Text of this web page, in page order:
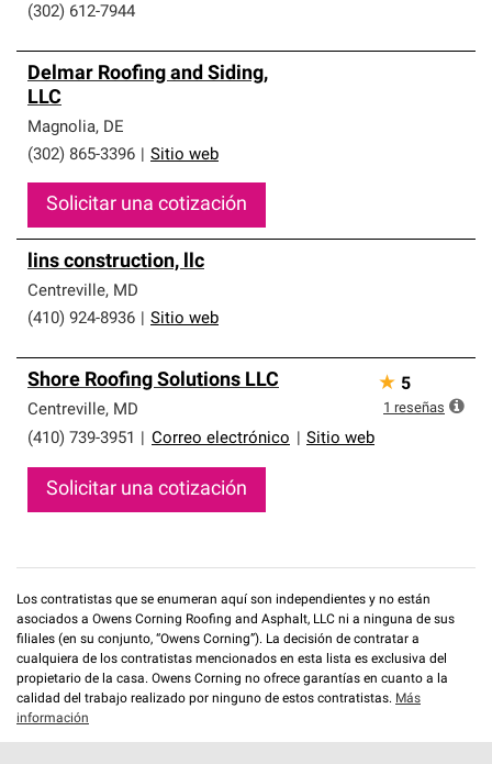
(302) 612-7944
Delmar Roofing and Siding,
LLC
Magnolia, DE
(302) 865-3396
Sitio web
Solicitar una cotización
lins construction, llc
Centreville, MD
(410) 924-8936
Sitio web
Shore Roofing Solutions LLC
Centreville, MD
(410) 739-3951
Correo electrónico Sitio web
Solicitar una cotización
★ 5
1 reseñas
Los contratistas que se enumeran aquí son independientes y no están
asociados a Owens Corning Roofing and Asphalt, LLC ni a ninguna de sus
filiales (en su conjunto, “Owens Corning”). La decisión de contratar a
cualquiera de los contratistas mencionados en esta lista es exclusiva del
propietario de la casa. Owens Corning no ofrece garantías en cuanto a la
calidad del trabajo realizado por ninguno de estos contratistas. Más
información